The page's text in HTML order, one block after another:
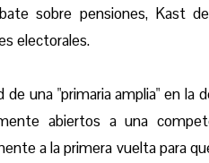
sobre pensiones, Kast
electorales.
de una "primaria amplia" en la
abiertos a una
a la primera vuelta para